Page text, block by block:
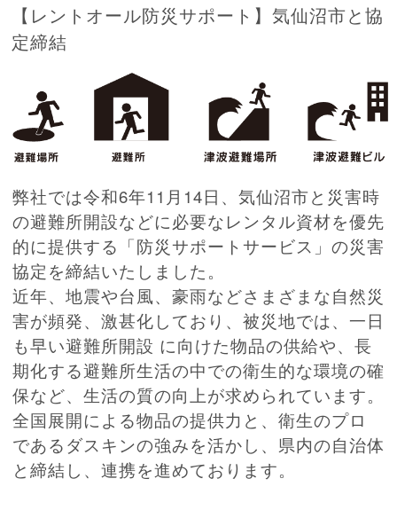
【レントオール防災サポート】気仙沼市と協
定締結
弊社では令和6年11月14日、気仙沼市と災害時
の避難所開設などに必要なレンタル資材を優先
的に提供する「防災サポートサービス」の災害
協定を締結いたしました。
近年、地震や台風、豪雨などさまざまな自然災
害が頻発、激甚化しており、被災地では、一日
も早い避難所開設 に向けた物品の供給や、長
期化する避難所生活の中での衛生的な環境の確
保など、生活の質の向上が求められています。
全国展開による物品の提供力と、衛生のプロ
であるダスキンの強みを活かし、県内の自治体
と締結し、連携を進めております。